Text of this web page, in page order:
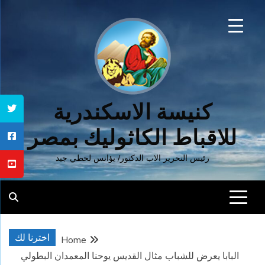
كنيسة الاسكندرية
للاقباط الكاثوليك بمصر
رئيس التحرير الاب الدكتور/ يؤانس لحظي جيد
اخترنا لك
Home
البابا يعرض للشباب مثال القديس يوحنا المعمدان البطولي